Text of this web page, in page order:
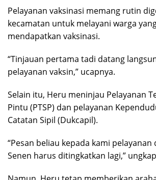
Pelayanan vaksinasi memang rutin
kecamatan untuk melayani warga
mendapatkan vaksinasi.
“Tinjauan pertama tadi datang
pelayanan vaksin,” ucapnya.
Selain itu, Heru meninjau Pelayanan
Pintu (PTSP) dan pelayanan
Catatan Sipil (Dukcapil).
“Pesan beliau kepada kami pelayanan
Senen harus ditingkatkan lagi,”